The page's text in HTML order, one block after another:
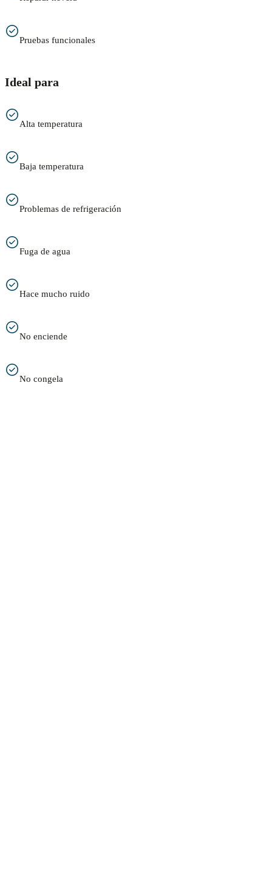
Pruebas funcionales
Ideal para
Alta temperatura
Baja temperatura
Problemas de refrigeración
Fuga de agua
Hace mucho ruido
No enciende
No congela